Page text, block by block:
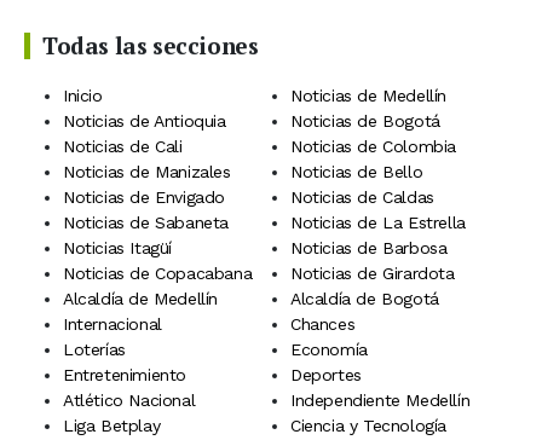
Todas las secciones
Inicio
Noticias de Medellín
Noticias de Antioquia
Noticias de Bogotá
Noticias de Cali
Noticias de Colombia
Noticias de Manizales
Noticias de Bello
Noticias de Envigado
Noticias de Caldas
Noticias de Sabaneta
Noticias de La Estrella
Noticias Itagüí
Noticias de Barbosa
Noticias de Copacabana
Noticias de Girardota
Alcaldía de Medellín
Alcaldía de Bogotá
Internacional
Chances
Loterías
Economía
Entretenimiento
Deportes
Atlético Nacional
Independiente Medellín
Liga Betplay
Ciencia y Tecnología